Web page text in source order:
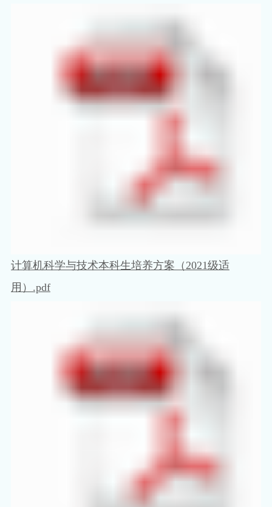
计算机科学与技术本科生培养方案（2021级适
用）.pdf